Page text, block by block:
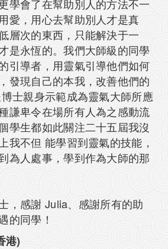
學會了在幫助別人的方法不一
愛，用心去幫助別人才是真
層次的東西，只能解決于一
是永恆的。我們大師級的同學
引導者，用靈氣引導他們如何
發現自己的本我，改善他們的
士親身示範成為靈氣大師所應
謙卑令在場所有人為之感動流
學生都如此關注二十五屆我沒
我不但 能學習到靈氣的技能，
為人處事，學到作為大師的那
，感謝 Julia、感謝所有的助
的同學！
港)